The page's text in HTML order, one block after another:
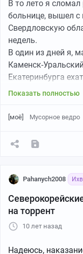
В то лето я
больнице, вышел с
Свердловскую
недель.
В один из дней я,
Каменск-
Екатеринбурга
родственники,
мы взяли по
начали ждать
подойти.
говорит - выкинь.
пошёл искать
видно. Вижу -
хлам (жаль
не обратил
растолкав хлам,
Показать полностью
[моё] Мусорное ведро
Pahanych2008
на торрент
10 лет назад
Надеюсь,